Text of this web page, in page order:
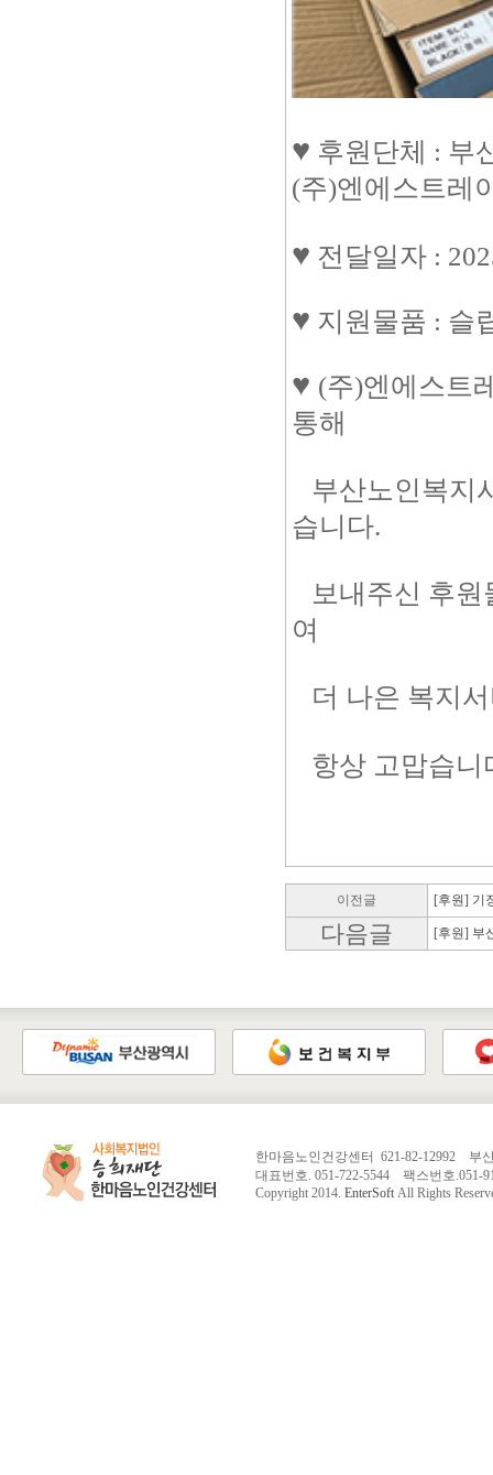
♥ 후원단체 : 부
(주)엔에스트레
♥ 전달일자 :
♥ 지원물품 : 슬
♥ (주)엔에스트
통해
부산노인복지
습니다.
보내주신 후원
여
더 나은 복지
항상 고맙습
이전글 [후원] 기
다음글 [후원] 부
한마음노인건강센터 621-82-12992 부
대표번호. 051-722-5544 팩스번호.051-
Copyright 2014. EnterSoft All Rights